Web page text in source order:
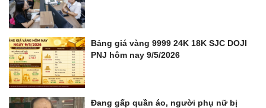
Bảng giá vàng 9999 24K 18K SJC DOJI
PNJ hôm nay 9/5/2026
Đang gấp quần áo, người phụ nữ bị